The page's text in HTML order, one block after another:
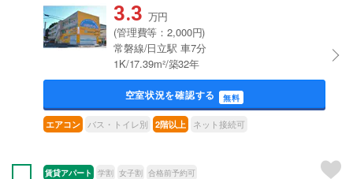
3.3 万円
(管理費等：2,000円)
常磐線/日立駅 車7分
1K/17.39m²/築32年
空室状況を確認する 無料
エアコン バス・トイレ別 2階以上 ネット接続可
賃貸アパート 学割 女子割 合格前予約可